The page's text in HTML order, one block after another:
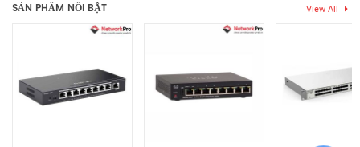
Hãy là người đầu tiên nhận xét “Switch Huawei S220S-24T4JX |
24 Cổng Gigabit, 02 Cổng SFP 2.5Gbps, 02 Cổng SFP+ 10Gbps”
SẢN PHẨM NỔI BẬT View All